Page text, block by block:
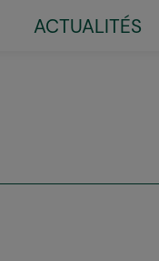
Little
ACTUALITÉS